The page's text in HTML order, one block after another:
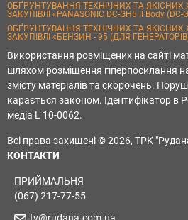
ОБҐРУНТУВАННЯ ТЕХНІЧНИХ ТА
ЗАКУПІВЛІ «PANASONIC DC-GH5 II Body (DC-
ОБҐРУНТУВАННЯ ТЕХНІЧНИХ ТА
ЗАКУПІВЛІ «БЕНЗИН - 95 (ДЛЯ
Використання розміщених на сайті
шляхом розміщення гіперпосилання
змісту матеріалів та скорочень.
карається законом. Ідентифікатор в
медіа L 10-0062.
Всі права захищені © 2026, ТРК
КОНТАКТИ
ПРИЙМАЛЬНЯ
(067) 217-77-55
tv@rudana.com.ua